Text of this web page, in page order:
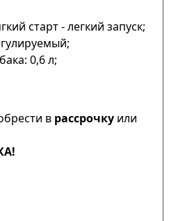
старт - легкий запуск;
0,6 л;
в рассрочку или